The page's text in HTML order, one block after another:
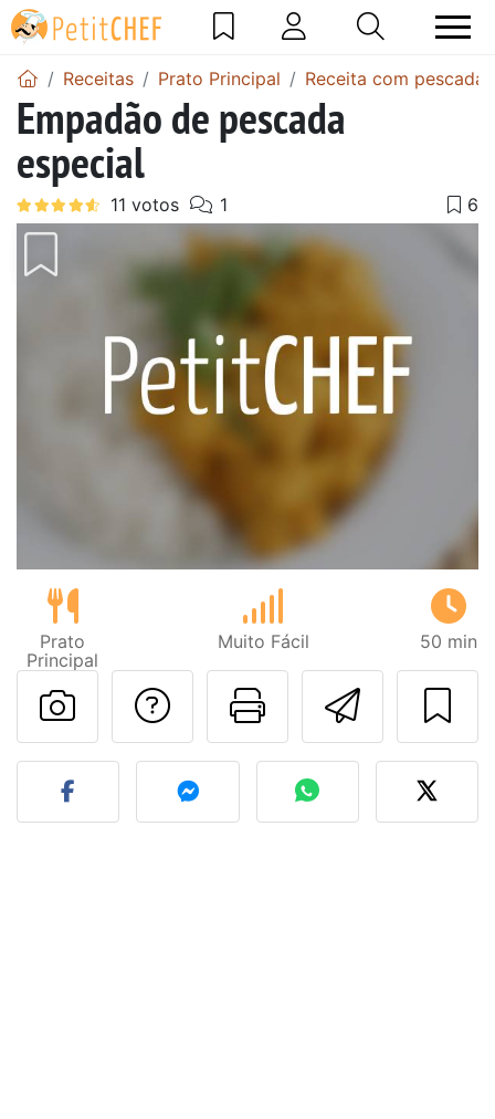
Receitas Prato Principal Receita com pescada
Empadão de pescada
especial
Prato
Principal
Muito Fácil 50 min
Imprima
Falar com o autor
Fez esta receita?